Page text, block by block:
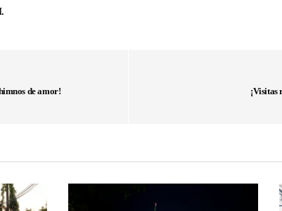
de amor! ¡Visitas